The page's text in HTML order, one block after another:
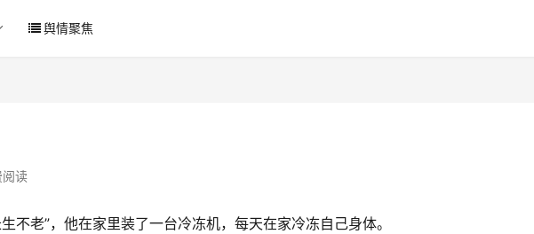
舆情聚焦
读
不老”，他在家里装了一台冷冻机，每天在家冷冻自己身体。